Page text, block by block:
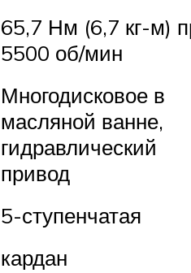
65,7 Нм (6,7 кг-м)
5500 об/мин
Многодисковое в
масляной ванне,
гидравлический
привод
5-ступенчатая
кардан